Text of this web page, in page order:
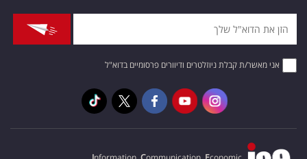
אני מאשר/ת קבלת ניוזלטרים ודיוורים פרסומיים בדוא"ל